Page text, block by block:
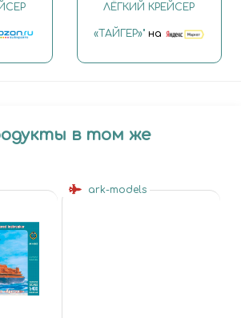
ЛЁГКИЙ КРЕЙСЕР
«ТАЙГЕР»"на
в том же
ark-models